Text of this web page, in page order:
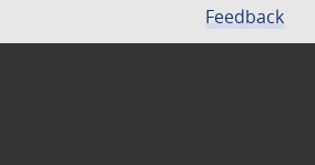
Feedback